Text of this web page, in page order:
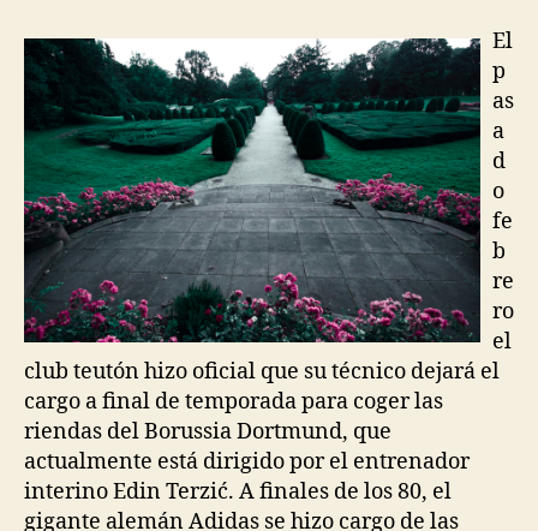
El
p
as
a
d
o
fe
b
re
ro
el
club teutón hizo oficial que su técnico dejará el
cargo a final de temporada para coger las
riendas del Borussia Dortmund, que
actualmente está dirigido por el entrenador
interino Edin Terzić. A finales de los 80, el
gigante alemán Adidas se hizo cargo de las